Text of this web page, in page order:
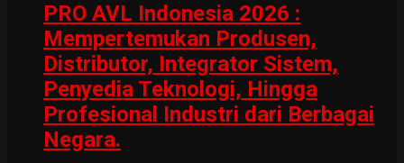
PRO AVL Indonesia 2026 :
Mempertemukan Produsen,
Distributor, Integrator Sistem,
Penyedia Teknologi, Hingga
Profesional Industri dari Berbagai
Negara.